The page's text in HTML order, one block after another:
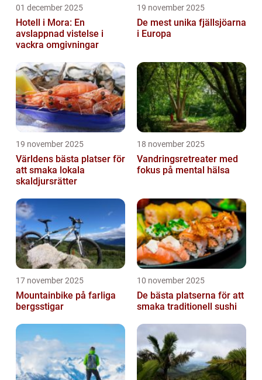
01 december 2025
Hotell i Mora: En
avslappnad vistelse i
vackra omgivningar
19 november 2025
De mest unika fjällsjöarna
i Europa
19 november 2025
Världens bästa platser för
att smaka lokala
skaldjursrätter
18 november 2025
Vandringsretreater med
fokus på mental hälsa
17 november 2025
Mountainbike på farliga
bergsstigar
10 november 2025
De bästa platserna för att
smaka traditionell sushi